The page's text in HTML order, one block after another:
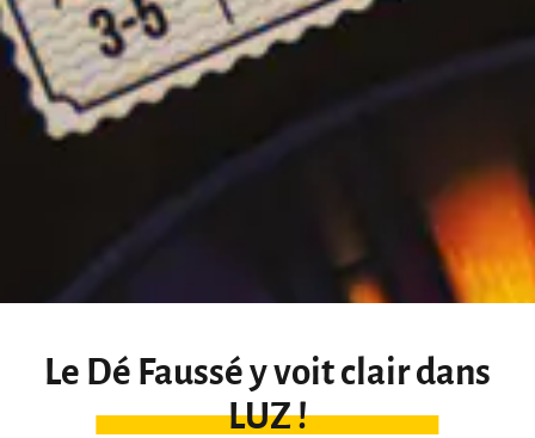
Le Dé Faussé y voit clair dans
LUZ !